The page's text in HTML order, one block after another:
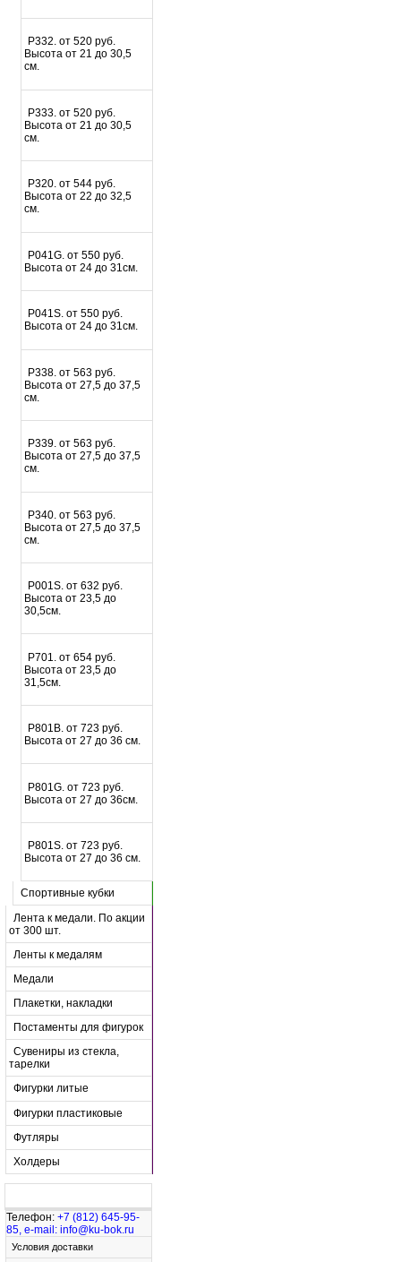
Р332. от 520 руб.
Высота от 21 до 30,5
см.
Р333. от 520 руб.
Высота от 21 до 30,5
см.
Р320. от 544 руб.
Высота от 22 до 32,5
см.
P041G. от 550 руб.
Высота от 24 до 31см.
P041S. от 550 руб.
Высота от 24 до 31см.
P338. от 563 руб.
Высота от 27,5 до 37,5
см.
P339. от 563 руб.
Высота от 27,5 до 37,5
см.
P340. от 563 руб.
Высота от 27,5 до 37,5
см.
P001S. от 632 руб.
Высота от 23,5 до
30,5см.
P701. от 654 руб.
Высота от 23,5 до
31,5см.
P801B. от 723 руб.
Высота от 27 до 36 см.
P801G. от 723 руб.
Высота от 27 до 36см.
P801S. от 723 руб.
Высота от 27 до 36 см.
Спортивные кубки
Лента к медали. По акции
от 300 шт.
Ленты к медалям
Медали
Плакетки, накладки
Постаменты для фигурок
Сувениры из стекла,
тарелки
Фигурки литые
Фигурки пластиковые
Футляры
Холдеры
Телефон:+7 (812) 645-95-
85, e-mail: info@ku-bok.ru
Условия доставки